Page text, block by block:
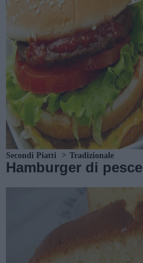
Secondi Piatti Tradizionale
Hamburger di pesce